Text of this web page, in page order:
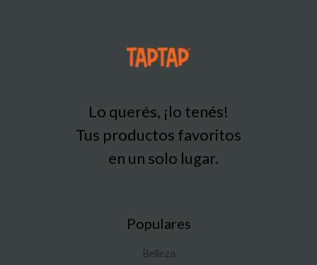
Lo querés, ¡lo tenés!
Tus productos favoritos
en un solo lugar.
Populares
Belleza